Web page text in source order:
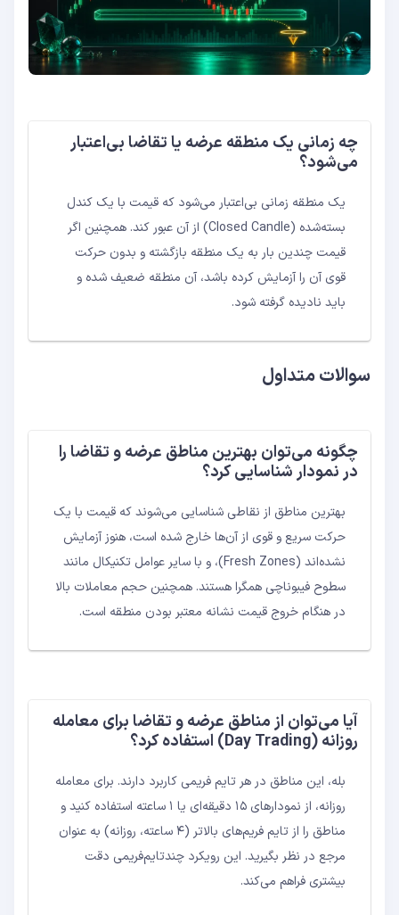
چه زمانی یک منطقه عرضه یا تقاضا بی‌اعتبار
می‌شود؟
یک منطقه زمانی بی‌اعتبار می‌شود که قیمت با یک کندل
بسته‌شده (Closed Candle) از آن عبور کند. همچنین اگر
قیمت چندین بار به یک منطقه بازگشته و بدون حرکت
قوی آن را آزمایش کرده باشد، آن منطقه ضعیف شده و
باید نادیده گرفته شود.
سوالات متداول
چگونه می‌توان بهترین مناطق عرضه و تقاضا را
در نمودار شناسایی کرد؟
بهترین مناطق از نقاطی شناسایی می‌شوند که قیمت با یک
حرکت سریع و قوی از آن‌ها خارج شده است، هنوز آزمایش
نشده‌اند (Fresh Zones)، و با سایر عوامل تکنیکال مانند
سطوح فیبوناچی همگرا هستند. همچنین حجم معاملات بالا
در هنگام خروج قیمت نشانه معتبر بودن منطقه است.
آیا می‌توان از مناطق عرضه و تقاضا برای معامله
روزانه (Day Trading) استفاده کرد؟
بله، این مناطق در هر تایم فریمی کاربرد دارند. برای معامله
روزانه، از نمودارهای ۱۵ دقیقه‌ای یا ۱ ساعته استفاده کنید و
مناطق را از تایم فریم‌های بالاتر (۴ ساعته، روزانه) به عنوان
مرجع در نظر بگیرید. این رویکرد چندتایم‌فریمی دقت
بیشتری فراهم می‌کند.